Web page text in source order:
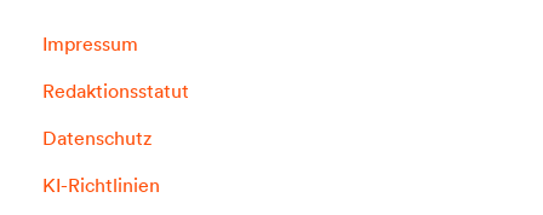
Impressum
Redaktionsstatut
Datenschutz
KI-Richtlinien